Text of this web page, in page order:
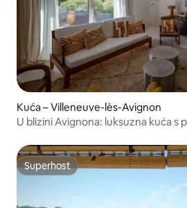
Kuća – Villeneuve-lès-Avignon
U blizini Avignona: luksuzna kuća s
Superhost
Superhost